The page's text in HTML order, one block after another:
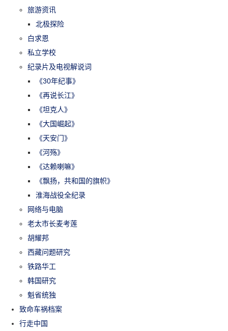
旅游资讯
北极探险
白求恩
私立学校
纪录片及电视解说词
《30年纪事》
《再说长江》
《坦克人》
《大国崛起》
《天安门》
《河殇》
《达赖喇嘛》
《飘扬，共和国的旗帜》
淮海战役全纪录
网络与电脑
老太市长麦考莲
胡耀邦
西藏问题研究
铁路华工
韩国研究
魁省统独
致命车祸档案
行走中国